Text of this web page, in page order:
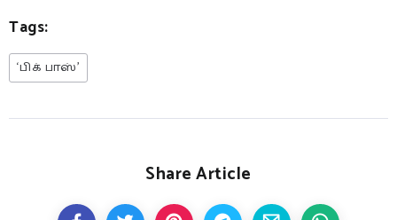
Tags:
‘பிக் பாஸ்’
Share Article